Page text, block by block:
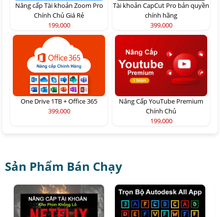
Nâng cấp Tài khoản Zoom Pro
Chính Chủ Giá Rẻ
199,000
Tài khoản CapCut Pro bản quyền
chính hãng
399,000
One Drive 1TB + Office 365
399,000
Nâng Cấp YouTube Premium
Chính Chủ
199,000
Sản Phẩm Bán Chạy